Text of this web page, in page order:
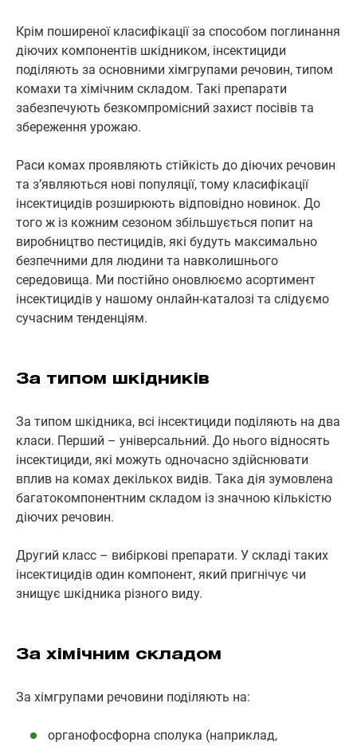
Крім поширеної класифікації за способом поглинання
діючих компонентів шкідником, інсектициди
поділяють за основними хімгрупами речовин, типом
комахи та хімічним складом. Такі препарати
забезпечують безкомпромісний захист посівів та
збереження урожаю.
Раси комах проявляють стійкість до діючих речовин
та з’являються нові популяції, тому класифікації
інсектицидів розширюють відповідно новинок. До
того ж із кожним сезоном збільшується попит на
виробництво пестицидів, які будуть максимально
безпечними для людини та навколишнього
середовища. Ми постійно оновлюємо асортимент
інсектицидів у нашому онлайн-каталозі та слідуємо
сучасним тенденціям.
За типом шкідників
За типом шкідника, всі інсектициди поділяють на два
класи. Перший – універсальний. До нього відносять
інсектициди, які можуть одночасно здійснювати
вплив на комах декількох видів. Така дія зумовлена
багатокомпонентним складом із значною кількістю
діючих речовин.
Другий класс – вибіркові препарати. У складі таких
інсектицидів один компонент, який пригнічує чи
знищує шкідника різного виду.
За хімічним складом
За хімгрупами речовини поділяють на:
органофосфорна сполука (наприклад,